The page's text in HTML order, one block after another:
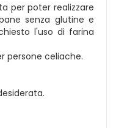
per poter realizzare
senza glutine e
l'uso di farina
persone celiache.